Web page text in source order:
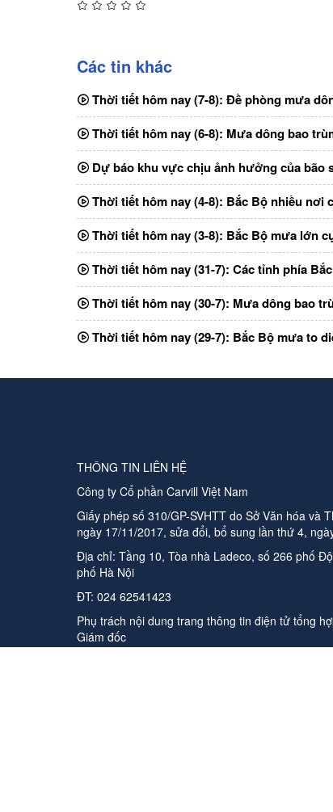
Các tin khác
Thời tiết hôm nay (7-8): Đề phòng mưa
Thời tiết hôm nay (6-8): Mưa dông bao
Dự báo khu vực chịu ảnh hưởng của bão
Thời tiết hôm nay (4-8): Bắc Bộ nhiều nơi
Thời tiết hôm nay (3-8): Bắc Bộ mưa lớn
Thời tiết hôm nay (31-7): Các tỉnh phía
Thời tiết hôm nay (30-7): Mưa dông bao
Thời tiết hôm nay (29-7): Bắc Bộ mưa to
THÔNG TIN LIÊN HỆ
Công ty Cổ phần Carvill Việt Nam
Giấy phép số 310/GP-SVHTT do Sở Văn hóa và
ngày 17/11/2017, sửa đổi, bổ sung lần thứ 4,
Địa chỉ: Tầng 10, Tòa nhà Ladeco, số 266 phố
phố Hà Nội
ĐT: 024 62541423
Phụ trách nội dung trang thông tin điện tử tổng
Giám đốc